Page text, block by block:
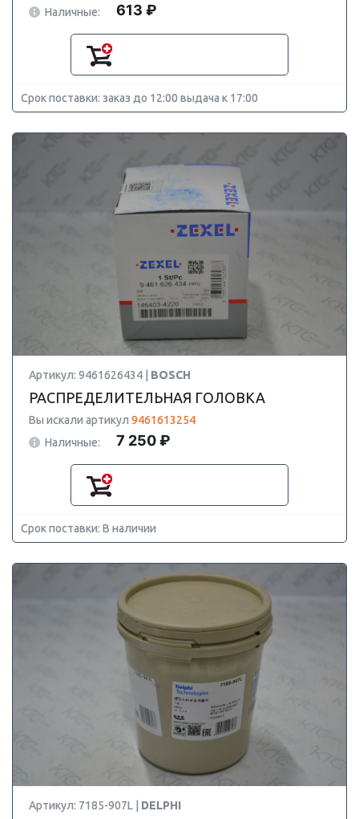
Наличные:
613 ₽
Срок поставки: заказ до 12:00 выдача к 17:00
Артикул: 9461626434 | BOSCH
РАСПРЕДЕЛИТЕЛЬНАЯ ГОЛОВКА
Вы искали артикул 9461613254
Наличные:
7 250 ₽
Срок поставки: В наличии
Артикул: 7185-907L | DELPHI